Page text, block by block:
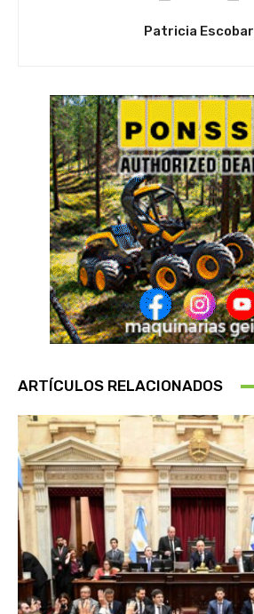
Patricia Escobar
ARTÍCULOS RELACIONADOS